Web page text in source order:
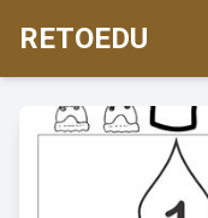
RETOEDU